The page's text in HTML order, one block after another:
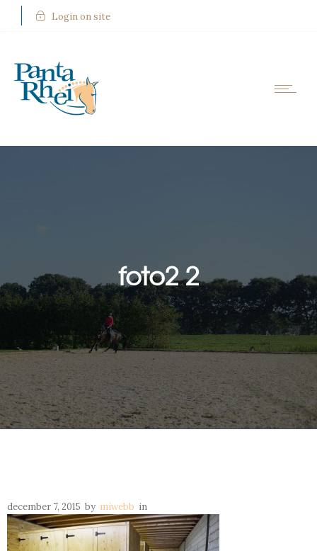
Login on site
foto2 2
december 7, 2015 by miwebb in